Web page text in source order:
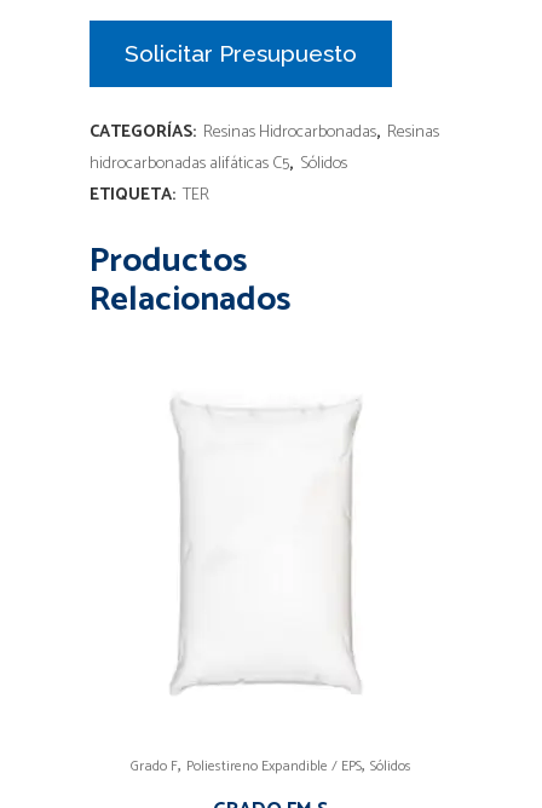
Solicitar Presupuesto
CATEGORÍAS: Resinas Hidrocarbonadas, Resinas
hidrocarbonadas alifáticas C5, Sólidos
ETIQUETA: TER
Productos
Relacionados
Grado F, Poliestireno Expandible / EPS, Sólidos